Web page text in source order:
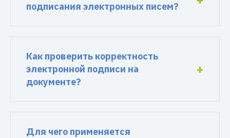
подписания электронных писем?
Как проверить корректность
электронной подписи на
документе?
Для чего применяется